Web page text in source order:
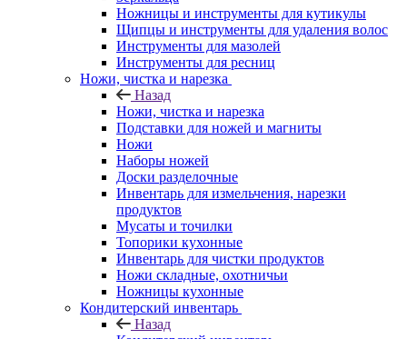
Ножницы и инструменты для кутикулы
Щипцы и инструменты для удаления волос
Инструменты для мазолей
Инструменты для ресниц
Ножи, чистка и нарезка
Назад
Ножи, чистка и нарезка
Подставки для ножей и магниты
Ножи
Наборы ножей
Доски разделочные
Инвентарь для измельчения, нарезки
продуктов
Мусаты и точилки
Топорики кухонные
Инвентарь для чистки продуктов
Ножи складные, охотничьи
Ножницы кухонные
Кондитерский инвентарь
Назад